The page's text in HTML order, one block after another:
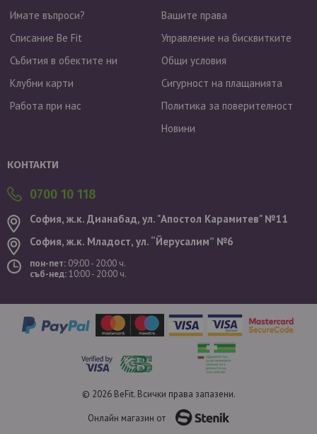
Имате въпроси?
Списание Be Fit
Събития в обектите ни
Клубни карти
Работа при нас
Вашите права
Управление на бисквитките
Общи условия
Сигурност на плащанията
Политика за поверителност
Новини
КОНТАКТИ
0700 10 118
София, ж.к. Дианабад, ул. "Aпостол Карамитев" №11
София, ж.к. Младост, ул. “Йерусалим” №6
пон-пет: 09:00 - 20:00 ч.
съб-нед:10:00 - 20:00 ч.
© 2026 BeFit. Всички права запазени.
Онлайн магазин от